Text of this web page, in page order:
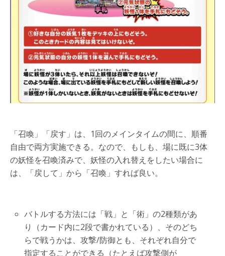
「召喚」「戻す」は、1回のメインタイムの間に、順番
自由で両方実施できる。なので、もしも、場に既に3体
の妖怪を召喚済みで、妖怪の入れ替えをしたい場合に
は、「戻して」から「召喚」すれば良い。
バトルする方法には「戦」と「術」の2種類があ
り（カード内に2段で書かれている）、そのどち
らで戦うかは、攻撃/防御とも、それぞれ自分で
指定することができる（たとえば攻撃側が